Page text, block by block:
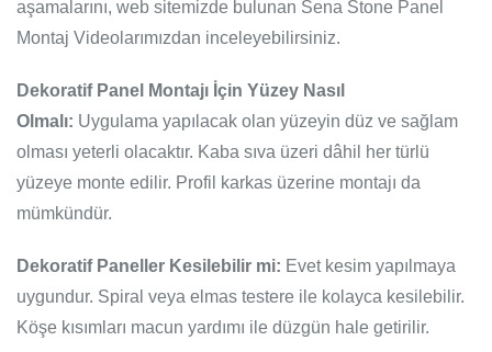
aşamalarını, web sitemizde bulunan Sena Stone Panel
Montaj Videolarımızdan inceleyebilirsiniz.
Dekoratif Panel Montajı İçin Yüzey Nasıl
Olmalı: Uygulama yapılacak olan yüzeyin düz ve sağlam
olması yeterli olacaktır. Kaba sıva üzeri dâhil her türlü
yüzeye monte edilir. Profil karkas üzerine montajı da
mümkündür.
Dekoratif Paneller Kesilebilir mi: Evet kesim yapılmaya
uygundur. Spiral veya elmas testere ile kolayca kesilebilir.
Köşe kısımları macun yardımı ile düzgün hale getirilir.